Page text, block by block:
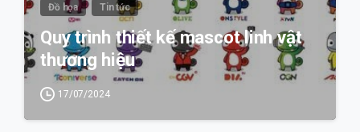
Đồ họa Tin tức
Quy trình thiết kế mascot linh vật
thương hiệu
17/07/2024